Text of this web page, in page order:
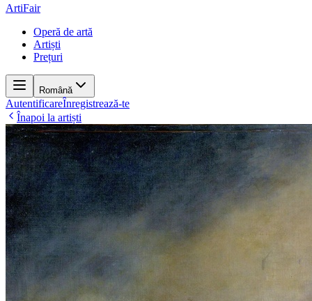
ArtiFair
Operă de artă
Artiști
Prețuri
Română
AutentificareÎnregistrează-te
Înapoi la artiști